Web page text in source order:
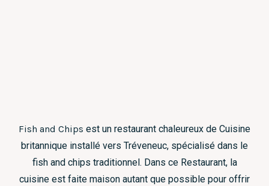
Fish and Chips est un restaurant chaleureux de Cuisine
britannique installé vers Tréveneuc, spécialisé dans le
fish and chips traditionnel. Dans ce Restaurant, la
cuisine est faite maison autant que possible pour offrir